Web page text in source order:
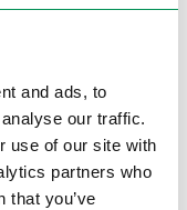
and ads, to
our traffic.
use of our site with
partners who
that you’ve
8
9
0
8
9
0
8
9
0
8
9
0
2 milioni di
in altri 36